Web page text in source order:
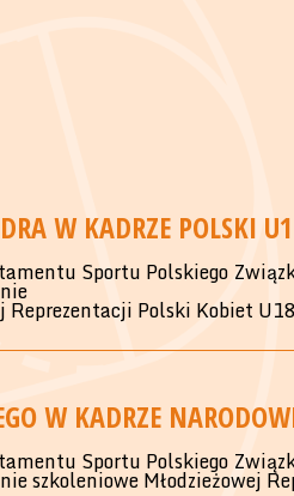
W KADRZE POLSKI
Sportu Polskiego
Reprezentacji Polski Kobiet
W KADRZE
Sportu Polskiego
szkoleniowe Młodzieżowej